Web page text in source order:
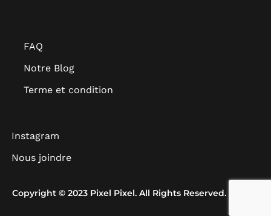
FAQ
Notre Blog
Terme et condition
Instagram
Nous joindre
Copyright © 2023 Pixel Pixel. All Rights Reserved.